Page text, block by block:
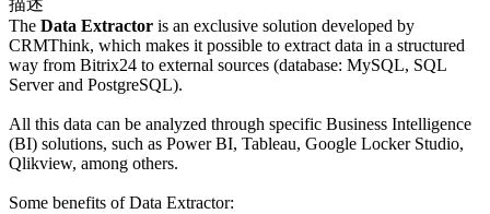
描述
The Data Extractor is an exclusive solution developed by
CRMThink, which makes it possible to extract data in a structured
way from Bitrix24 to external sources (database: MySQL, SQL
Server and PostgreSQL).
All this data can be analyzed through specific Business Intelligence
(BI) solutions, such as Power BI, Tableau, Google Locker Studio,
Qlikview, among others.
Some benefits of Data Extractor: